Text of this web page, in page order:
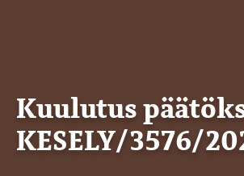
Kuulutus
KESELY/3576/